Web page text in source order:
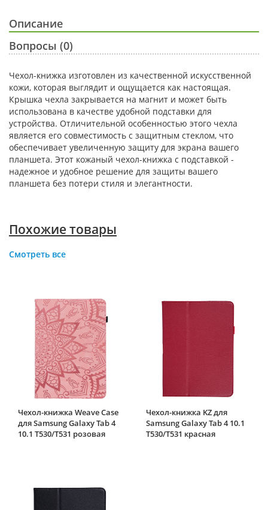
Описание
Вопросы (0)
Чехол-книжка изготовлен из качественной искусственной
кожи, которая выглядит и ощущается как настоящая.
Крышка чехла закрывается на магнит и может быть
использована в качестве удобной подставки для
устройства. Отличительной особенностью этого чехла
является его совместимость с защитным стеклом, что
обеспечивает увеличенную защиту для экрана вашего
планшета. Этот кожаный чехол-книжка с подставкой -
надежное и удобное решение для защиты вашего
планшета без потери стиля и элегантности.
Похожие товары
Смотреть все
Чехол-книжка Weave Case
для Samsung Galaxy Tab 4
10.1 T530/T531 розовая
Чехол-книжка KZ для
Samsung Galaxy Tab 4 10.1
T530/T531 красная